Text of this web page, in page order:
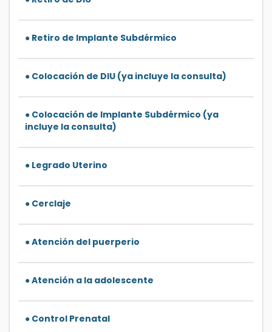
● Retiro de Implante Subdérmico
● Colocación de DIU (ya incluye la consulta)
● Colocación de Implante Subdérmico (ya
incluye la consulta)
● Legrado Uterino
● Cerclaje
● Atención del puerperio
● Atención a la adolescente
● Control Prenatal